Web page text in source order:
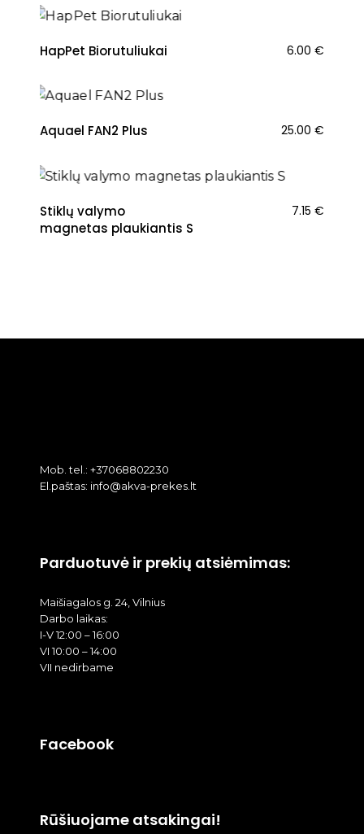
HapPet Biorutuliukai 6.00 €
Aquael FAN2 Plus 25.00 €
Stiklų valymo
magnetas plaukiantis S
7.15 €
Mob. tel.: +37068802230
El.paštas: info@akva-prekes.lt
Parduotuvė ir prekių atsiėmimas:
Maišiagalos g. 24, Vilnius
Darbo laikas:
I-V 12:00 – 16:00
VI 10:00 – 14:00
VII nedirbame
Facebook
Rūšiuojame atsakingai!